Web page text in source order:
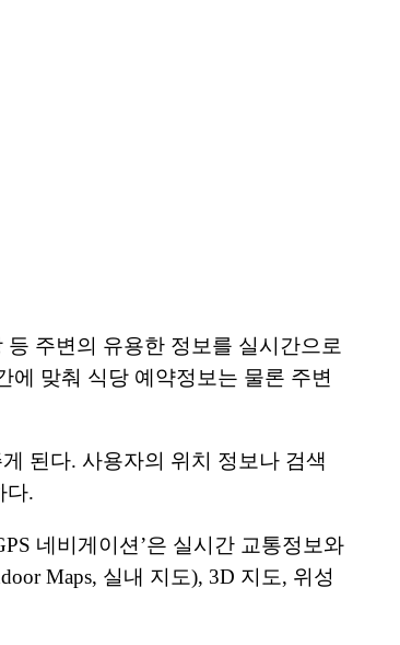
주변의 유용한 정보를 실시간으로
에 맞춰 식당 예약정보는 물론 주변
된다. 사용자의 위치 정보나 검색
다.
네비게이션’은 실시간 교통정보와
Maps, 실내 지도), 3D 지도, 위성